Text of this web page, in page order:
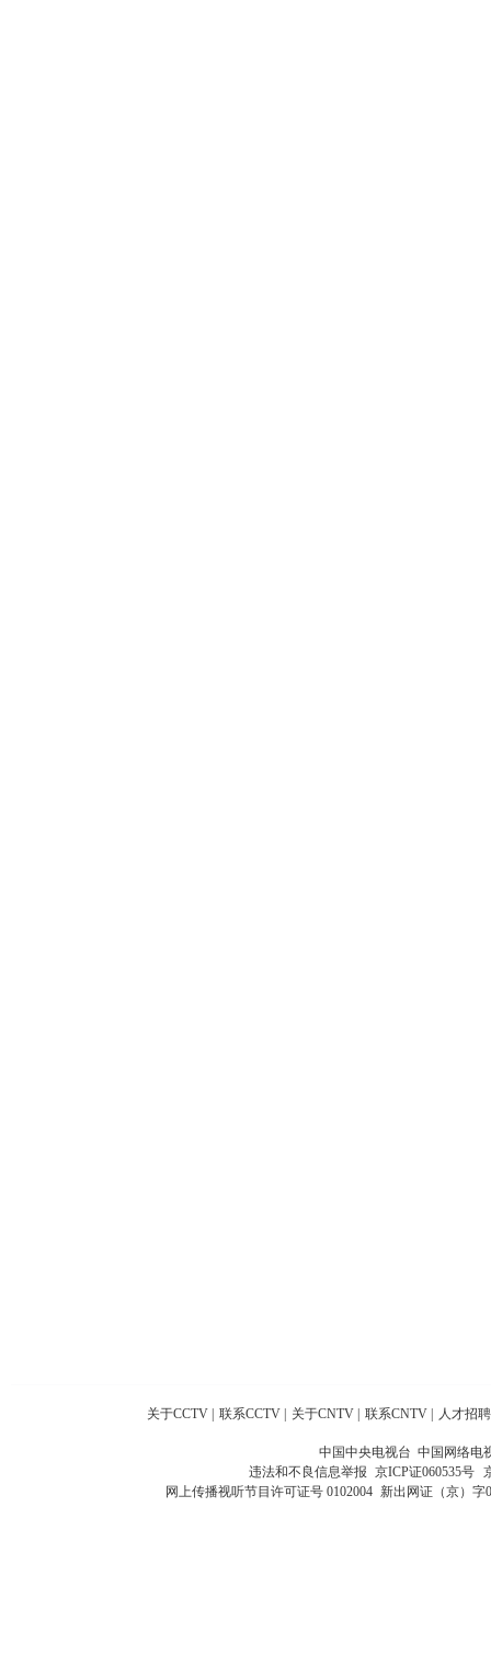
关于CCTV 联系CCTV 关于CNTV 联系CNTV 人才招聘
中国中央电视台 中国网络电
违法和不良信息举报 京ICP证060535号
网上传播视听节目许可证号 0102004 新出网证（京）